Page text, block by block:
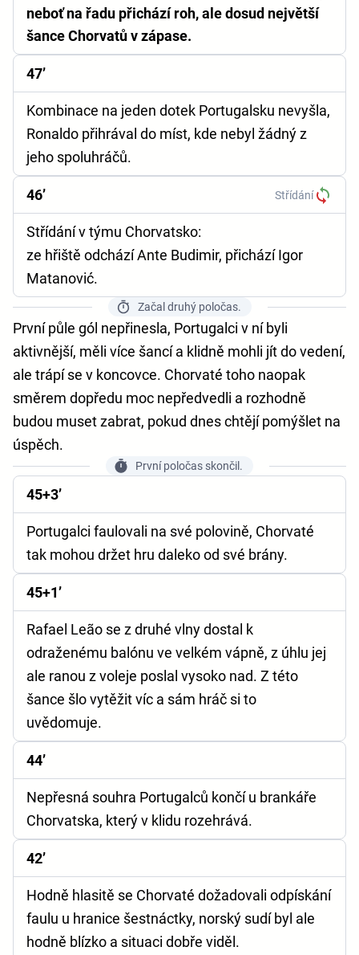
neboť na řadu přichází roh, ale dosud největší
šance Chorvatů v zápase.
47’
Kombinace na jeden dotek Portugalsku nevyšla,
Ronaldo přihrával do míst, kde nebyl žádný z
jeho spoluhráčů.
46’ Střídání
Střídání v týmu Chorvatsko:
ze hřiště odchází Ante Budimir, přichází Igor
Matanović.
Začal druhý poločas.
První půle gól nepřinesla, Portugalci v ní byli
aktivnější, měli více šancí a klidně mohli jít do vedení,
ale trápí se v koncovce. Chorvaté toho naopak
směrem dopředu moc nepředvedli a rozhodně
budou muset zabrat, pokud dnes chtějí pomýšlet na
úspěch.
První poločas skončil.
45+3’
Portugalci faulovali na své polovině, Chorvaté
tak mohou držet hru daleko od své brány.
45+1’
Rafael Leão se z druhé vlny dostal k
odraženému balónu ve velkém vápně, z úhlu jej
ale ranou z voleje poslal vysoko nad. Z této
šance šlo vytěžit víc a sám hráč si to
uvědomuje.
44’
Nepřesná souhra Portugalců končí u brankáře
Chorvatska, který v klidu rozehrává.
42’
Hodně hlasitě se Chorvaté dožadovali odpískání
faulu u hranice šestnáctky, norský sudí byl ale
hodně blízko a situaci dobře viděl.